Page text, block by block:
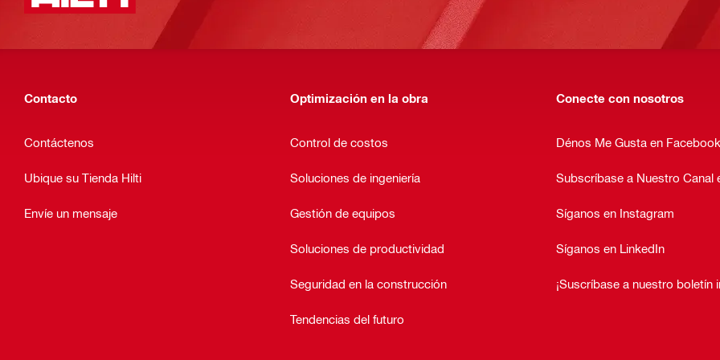
Contacto
Contáctenos
Ubique su Tienda Hilti
Envíe un mensaje
Optimización en la obra
Control de costos
Soluciones de ingeniería
Gestión de equipos
Soluciones de productividad
Seguridad en la construcción
Tendencias del futuro
Conecte con nosotros
Dénos Me Gusta en Facebook
Subscríbase a Nuestro Canal
Síganos en Instagram
Síganos en LinkedIn
¡Suscríbase a nuestro boletín